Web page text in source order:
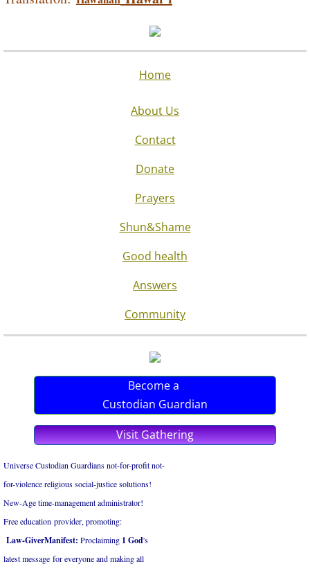
Home
About Us
Contact
Donate
Prayers
Shun&Shame
Good health
Answers
Community
Become a
Custodian Guardian
Visit Gathering
Universe Custodian Guardians not-for-profit not-
for-violence religious social-justice solutions!
New-Age time-management administrator!
Free education provider, promoting:
Law-GiverManifest: Proclaiming 1 God's
latest ​message for everyone and ​making all